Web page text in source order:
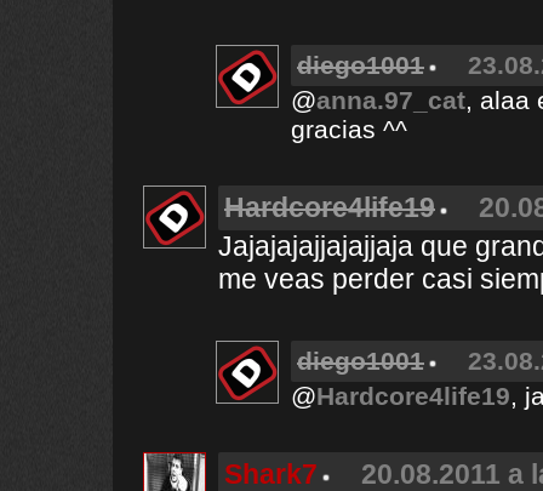
diego1001
@anna.97_cat, alaa
gracias ^^
Hardcore4life19
Jajajajajjajajjaja que
me veas perder casi
diego1001
@Hardcore4life19,
Shark7
20.08.2011 a